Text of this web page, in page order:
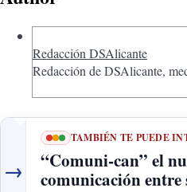
Redacción DSAlicante
Redacción de DSAlicante,
→
TAMBIÉN TE PUEDE
“Comuni-can” el
comunicación entre